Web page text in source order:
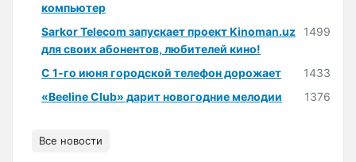
компьютер
Sarkor Telecom запускает проект Kinoman.uz
для своих абонентов, любителей кино!
1499
С 1-го июня городской телефон дорожает
1433
«Beeline Club» дарит новогодние мелодии
1376
Все новости